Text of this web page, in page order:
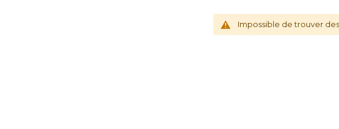
Impossible de trouver